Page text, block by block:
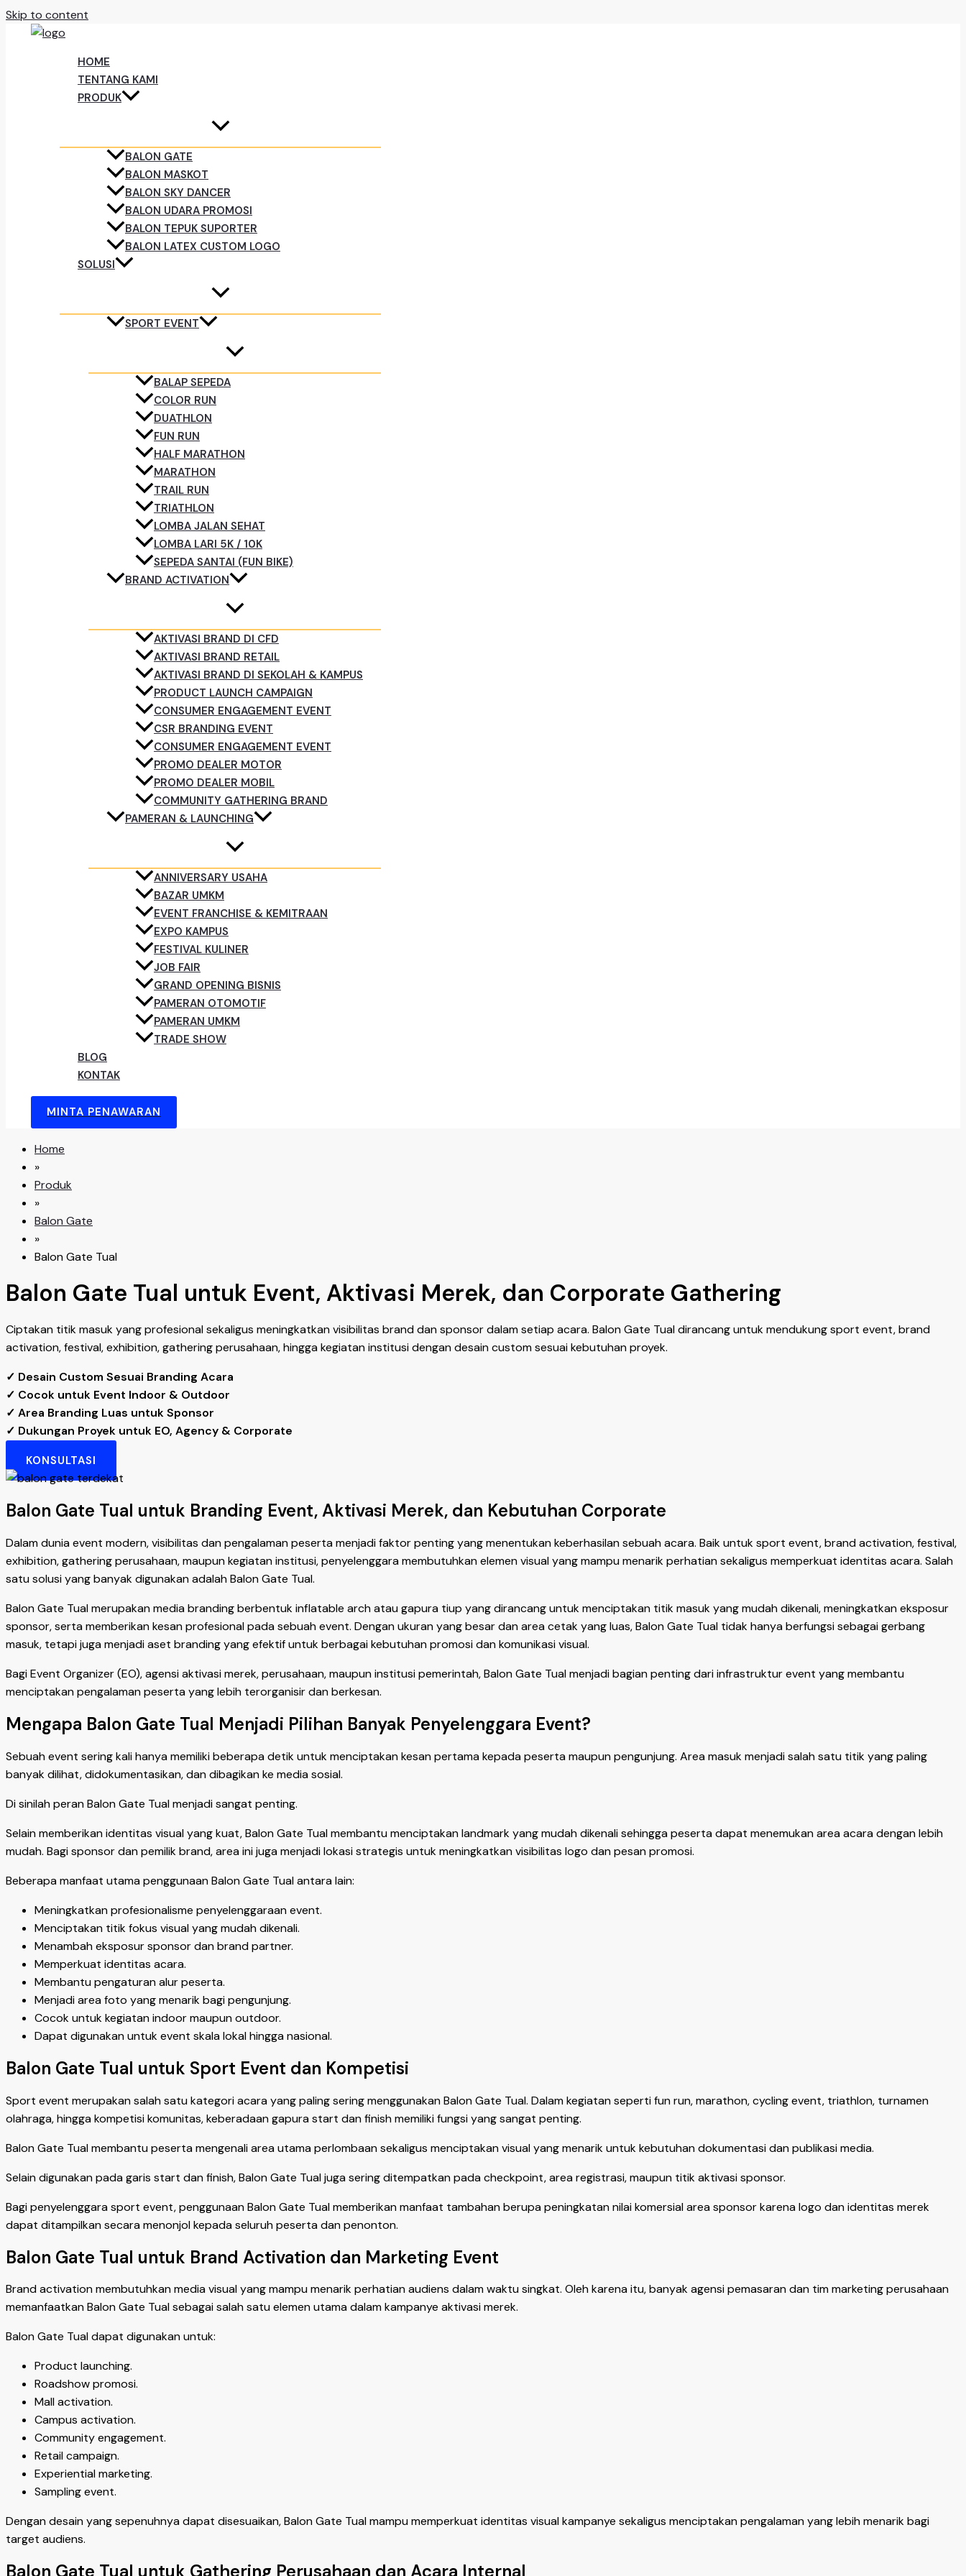
Skip to content
HOME
TENTANG KAMI
PRODUK
BALON GATE
BALON MASKOT
BALON SKY DANCER
BALON UDARA PROMOSI
BALON TEPUK SUPORTER
BALON LATEX CUSTOM LOGO
SOLUSI
SPORT EVENT
BALAP SEPEDA
COLOR RUN
DUATHLON
FUN RUN
HALF MARATHON
MARATHON
TRAIL RUN
TRIATHLON
LOMBA JALAN SEHAT
LOMBA LARI 5K / 10K
SEPEDA SANTAI (FUN BIKE)
BRAND ACTIVATION
AKTIVASI BRAND DI CFD
AKTIVASI BRAND RETAIL
AKTIVASI BRAND DI SEKOLAH & KAMPUS
PRODUCT LAUNCH CAMPAIGN
CONSUMER ENGAGEMENT EVENT
CSR BRANDING EVENT
CONSUMER ENGAGEMENT EVENT
PROMO DEALER MOTOR
PROMO DEALER MOBIL
COMMUNITY GATHERING BRAND
PAMERAN & LAUNCHING
ANNIVERSARY USAHA
BAZAR UMKM
EVENT FRANCHISE & KEMITRAAN
EXPO KAMPUS
FESTIVAL KULINER
JOB FAIR
GRAND OPENING BISNIS
PAMERAN OTOMOTIF
PAMERAN UMKM
TRADE SHOW
BLOG
KONTAK
MINTA PENAWARAN
Home
»
Produk
»
Balon Gate
»
Balon Gate Tual
Balon Gate Tual untuk Event, Aktivasi Merek, dan Corporate Gathering
Ciptakan titik masuk yang profesional sekaligus meningkatkan visibilitas brand dan sponsor dalam setiap acara. Balon Gate Tual dirancang untuk mendukung sport event, brand
activation, festival, exhibition, gathering perusahaan, hingga kegiatan institusi dengan desain custom sesuai kebutuhan proyek.
✓ Desain Custom Sesuai Branding Acara
✓ Cocok untuk Event Indoor & Outdoor
✓ Area Branding Luas untuk Sponsor
✓ Dukungan Proyek untuk EO, Agency & Corporate
KONSULTASI
Balon Gate Tual untuk Branding Event, Aktivasi Merek, dan Kebutuhan Corporate
Dalam dunia event modern, visibilitas dan pengalaman peserta menjadi faktor penting yang menentukan keberhasilan sebuah acara. Baik untuk sport event, brand activation, festival,
exhibition, gathering perusahaan, maupun kegiatan institusi, penyelenggara membutuhkan elemen visual yang mampu menarik perhatian sekaligus memperkuat identitas acara. Salah
satu solusi yang banyak digunakan adalah Balon Gate Tual.
Balon Gate Tual merupakan media branding berbentuk inflatable arch atau gapura tiup yang dirancang untuk menciptakan titik masuk yang mudah dikenali, meningkatkan eksposur
sponsor, serta memberikan kesan profesional pada sebuah event. Dengan ukuran yang besar dan area cetak yang luas, Balon Gate Tual tidak hanya berfungsi sebagai gerbang
masuk, tetapi juga menjadi aset branding yang efektif untuk berbagai kebutuhan promosi dan komunikasi visual.
Bagi Event Organizer (EO), agensi aktivasi merek, perusahaan, maupun institusi pemerintah, Balon Gate Tual menjadi bagian penting dari infrastruktur event yang membantu
menciptakan pengalaman peserta yang lebih terorganisir dan berkesan.
Mengapa Balon Gate Tual Menjadi Pilihan Banyak Penyelenggara Event?
Sebuah event sering kali hanya memiliki beberapa detik untuk menciptakan kesan pertama kepada peserta maupun pengunjung. Area masuk menjadi salah satu titik yang paling
banyak dilihat, didokumentasikan, dan dibagikan ke media sosial.
Di sinilah peran Balon Gate Tual menjadi sangat penting.
Selain memberikan identitas visual yang kuat, Balon Gate Tual membantu menciptakan landmark yang mudah dikenali sehingga peserta dapat menemukan area acara dengan lebih
mudah. Bagi sponsor dan pemilik brand, area ini juga menjadi lokasi strategis untuk meningkatkan visibilitas logo dan pesan promosi.
Beberapa manfaat utama penggunaan Balon Gate Tual antara lain:
Meningkatkan profesionalisme penyelenggaraan event.
Menciptakan titik fokus visual yang mudah dikenali.
Menambah eksposur sponsor dan brand partner.
Memperkuat identitas acara.
Membantu pengaturan alur peserta.
Menjadi area foto yang menarik bagi pengunjung.
Cocok untuk kegiatan indoor maupun outdoor.
Dapat digunakan untuk event skala lokal hingga nasional.
Balon Gate Tual untuk Sport Event dan Kompetisi
Sport event merupakan salah satu kategori acara yang paling sering menggunakan Balon Gate Tual. Dalam kegiatan seperti fun run, marathon, cycling event, triathlon, turnamen
olahraga, hingga kompetisi komunitas, keberadaan gapura start dan finish memiliki fungsi yang sangat penting.
Balon Gate Tual membantu peserta mengenali area utama perlombaan sekaligus menciptakan visual yang menarik untuk kebutuhan dokumentasi dan publikasi media.
Selain digunakan pada garis start dan finish, Balon Gate Tual juga sering ditempatkan pada checkpoint, area registrasi, maupun titik aktivasi sponsor.
Bagi penyelenggara sport event, penggunaan Balon Gate Tual memberikan manfaat tambahan berupa peningkatan nilai komersial area sponsor karena logo dan identitas merek
dapat ditampilkan secara menonjol kepada seluruh peserta dan penonton.
Balon Gate Tual untuk Brand Activation dan Marketing Event
Brand activation membutuhkan media visual yang mampu menarik perhatian audiens dalam waktu singkat. Oleh karena itu, banyak agensi pemasaran dan tim marketing perusahaan
memanfaatkan Balon Gate Tual sebagai salah satu elemen utama dalam kampanye aktivasi merek.
Balon Gate Tual dapat digunakan untuk:
Product launching.
Roadshow promosi.
Mall activation.
Campus activation.
Community engagement.
Retail campaign.
Experiential marketing.
Sampling event.
Dengan desain yang sepenuhnya dapat disesuaikan, Balon Gate Tual mampu memperkuat identitas visual kampanye sekaligus menciptakan pengalaman yang lebih menarik bagi
target audiens.